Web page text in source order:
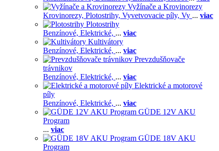
Vyžínače a Krovinorezy
Krovinorezy, Plotostrihy, Vyvetvovacie píly, Vy ... viac
Plotostrihy
Benzínové, Elektrické, ... viac
Kultivátory
Benzínové, Elektrické, ... viac
Prevzdušňovače
trávnikov
Benzínové, Elektrické, ... viac
Elektrické a motorové
píly
Benzínové, Elektrické, ... viac
GÜDE 12V AKU
Program
... viac
GÜDE 18V AKU
Program